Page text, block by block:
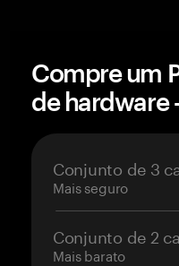
Compre um
de hardware
Conjunto de 3
Mais seguro
Conjunto de 2
Mais barato